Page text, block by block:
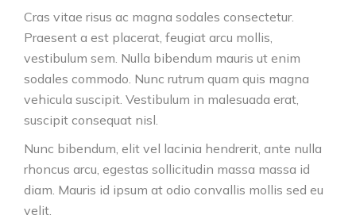
Cras vitae risus ac magna sodales consectetur.
Praesent a est placerat, feugiat arcu mollis,
vestibulum sem. Nulla bibendum mauris ut enim
sodales commodo. Nunc rutrum quam quis magna
vehicula suscipit. Vestibulum in malesuada erat,
suscipit consequat nisl.
Nunc bibendum, elit vel lacinia hendrerit, ante nulla
rhoncus arcu, egestas sollicitudin massa massa id
diam. Mauris id ipsum at odio convallis mollis sed eu
velit.